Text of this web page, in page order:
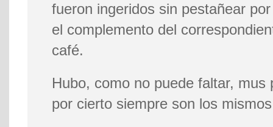
fueron ingeridos sin pestañear
el complemento del
café.
Hubo, como no puede faltar, mus
por cierto siempre son los